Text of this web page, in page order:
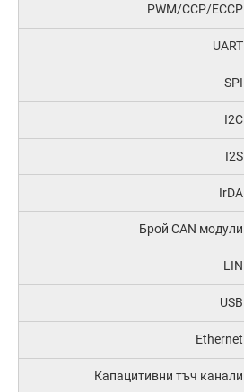
PWM/CCP/ECCP
UART
SPI
I2C
I2S
IrDA
Брой CAN модули
LIN
USB
Ethernet
Капацитивни тъч канали